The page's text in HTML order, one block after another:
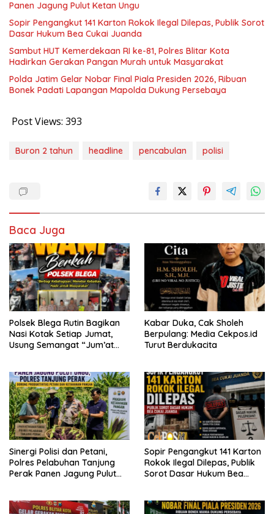
Panen Jagung Pulut Ketan Ungu
Sopir Pengangkut 141 Karton Rokok Ilegal Dilepas, Publik Sorot
Dasar Hukum Bea Cukai Juanda
Sambut HUT Kemerdekaan RI ke-81, Polres Blitar Kota
Hadirkan Gerakan Pangan Murah untuk Masyarakat
Polda Jatim Gelar Nobar Final Piala Presiden 2026, Ribuan
Bonek Padati Lapangan Mapolda Dukung Persebaya
Post Views: 393
Buron 2 tahun headline pencabulan polisi
Baca Juga
Polsek Blega Rutin Bagikan
Nasi Kotak Setiap Jumat,
Usung Semangat “Jum’at
Kabar Duka, Cak Sholeh
Berpulang: Media Cekpos.id
Turut Berdukacita
Sinergi Polisi dan Petani,
Polres Pelabuhan Tanjung
Perak Panen Jagung Pulut
Sopir Pengangkut 141 Karton
Rokok Ilegal Dilepas, Publik
Sorot Dasar Hukum Bea